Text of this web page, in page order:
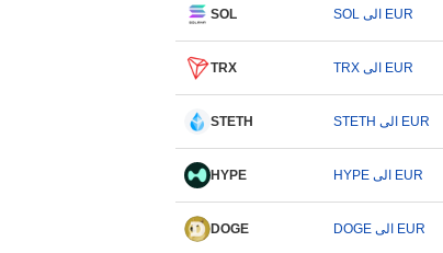
SOL SOL الى EUR
TRX TRX الى EUR
STETH STETH الى EUR
HYPE HYPE الى EUR
DOGE DOGE الى EUR